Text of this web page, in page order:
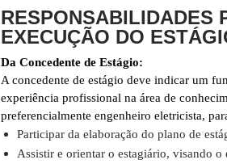
RESPONSABILIDADES
EXECUÇÃO DO
Da Concedente de Estágio:
A concedente de estágio deve indicar um
experiência profissional na área de
preferencialmente engenheiro eletricista,
Participar da elaboração do plano de
Assistir e orientar o estagiário, visando